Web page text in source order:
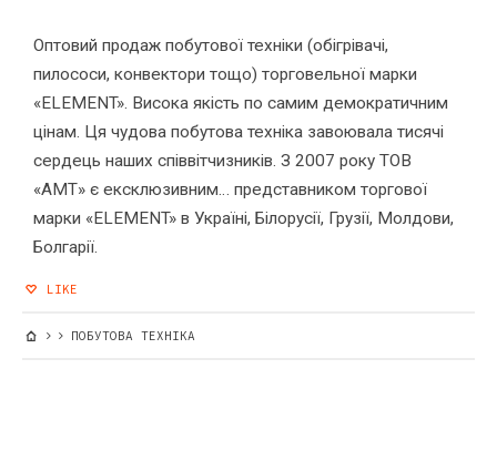
Оптовий продаж побутової техніки (обігрівачі,
пилососи, конвектори тощо) торговельної марки
«ELEMENT». Висока якість по самим демократичним
цінам. Ця чудова побутова техніка завоювала тисячі
сердець наших співвітчизників. З 2007 року ТОВ
«АМТ» є ексклюзивним… представником торгової
марки «ELEMENT» в Україні, Білорусії, Грузії, Молдови,
Болгарії.
LIKE
ПОБУТОВА ТЕХНІКА